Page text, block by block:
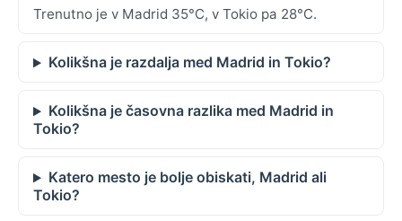
Trenutno je v Madrid 35°C, v Tokio pa 28°C.
Kolikšna je razdalja med Madrid in Tokio?
Kolikšna je časovna razlika med Madrid in
Tokio?
Katero mesto je bolje obiskati, Madrid ali
Tokio?